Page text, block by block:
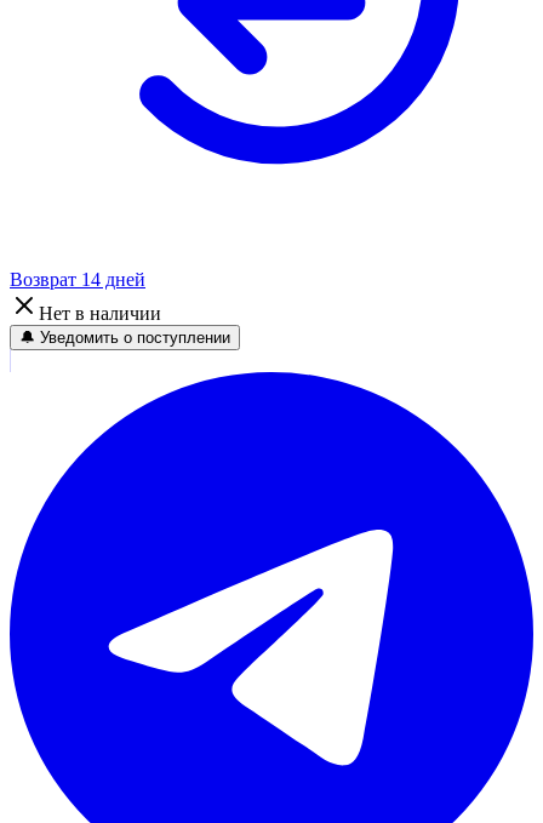
Возврат 14 дней
Нет в наличии
🔔 Уведомить о поступлении